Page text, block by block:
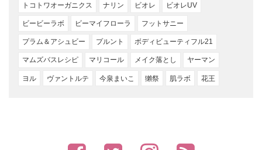
トコトワオーガニクス ナリン ビオレ ビオレUV
ビービーラボ ビーマイフローラ フットサニー
プラム＆アシュビー プルント ボディビューティフル21
マムズバスレシピ マリコール メイク落とし ヤーマン
ヨル ヴァントルテ 今泉まいこ 獺祭 肌ラボ 花王